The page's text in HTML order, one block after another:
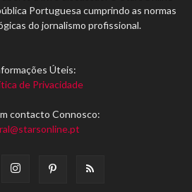
Portuguesa cumprindo as normas
do jornalismo profissional.
Úteis:
de Privacidade
contacto Connosco: